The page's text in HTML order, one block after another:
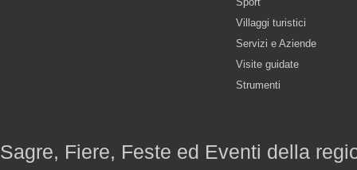
Villaggi turistici
Servizi e Aziende
Visite guidate
Strumenti
Sagre, Fiere, Feste ed Eventi della